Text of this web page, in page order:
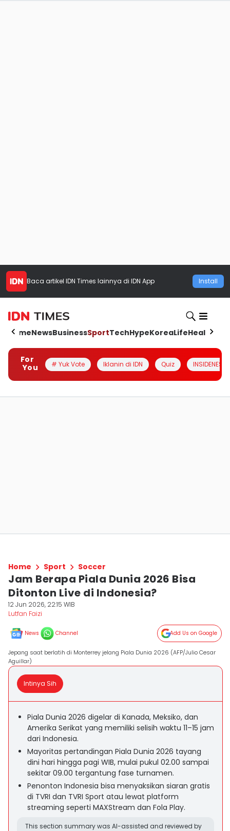
Baca artikel IDN Times lainnya di IDN App Install
HomeNewsBusinessSportTechHypeKoreaLifeHealth
For
You
# Yuk Vote Iklanin di IDN Quiz INSIDENESIA
Home Sport Soccer
Jam Berapa Piala Dunia 2026 Bisa
Ditonton Live di Indonesia?
12 Jun 2026, 22:15 WIB
Lutfan Faizi
News Channel Add Us on Google
Jepang saat berlatih di Monterrey jelang Piala Dunia 2026 (AFP/Julio Cesar
Aguillar)
Intinya Sih
Piala Dunia 2026 digelar di Kanada, Meksiko, dan
Amerika Serikat yang memiliki selisih waktu 11–15 jam
dari Indonesia.
Mayoritas pertandingan Piala Dunia 2026 tayang
dini hari hingga pagi WIB, mulai pukul 02.00 sampai
sekitar 09.00 tergantung fase turnamen.
Penonton Indonesia bisa menyaksikan siaran gratis
di TVRI dan TVRI Sport atau lewat platform
streaming seperti MAXStream dan Fola Play.
This section summary was AI-assisted and reviewed by